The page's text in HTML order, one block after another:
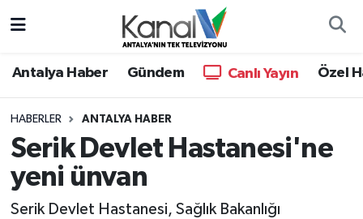
Antalya Haber Gündem Canlı Yayın Özel
HABERLER ANTALYA HABER
Serik Devlet Hastanesi'ne
yeni ünvan
Serik Devlet Hastanesi, Sağlık Bakanlığı
Antalya Haber
Dünya
Eğitim
Hava Durumu
Trafik Durumu
Süper Lig Puan Durumu ve Fikstür